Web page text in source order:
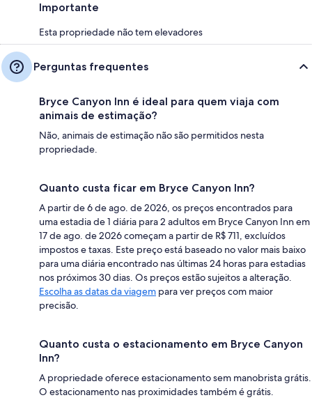
Importante
Esta propriedade não tem elevadores
Perguntas frequentes
Bryce Canyon Inn é ideal para quem viaja com
animais de estimação?
Não, animais de estimação não são permitidos nesta
propriedade.
Quanto custa ficar em Bryce Canyon Inn?
A partir de 6 de ago. de 2026, os preços encontrados para
uma estadia de 1 diária para 2 adultos em Bryce Canyon Inn em
17 de ago. de 2026 começam a partir de R$ 711, excluídos
impostos e taxas. Este preço está baseado no valor mais baixo
para uma diária encontrado nas últimas 24 horas para estadias
nos próximos 30 dias. Os preços estão sujeitos a alteração.
Escolha as datas da viagem para ver preços com maior
precisão.
Quanto custa o estacionamento em Bryce Canyon
Inn?
A propriedade oferece estacionamento sem manobrista grátis.
O estacionamento nas proximidades também é grátis.